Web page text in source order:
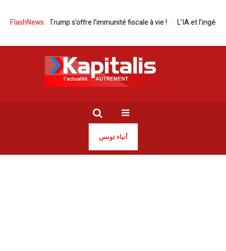
FlashNews:
Le clan Trump s’offre l’immunité fiscale à vie ! L’IA et l’ingénieur de
أنباء تونس